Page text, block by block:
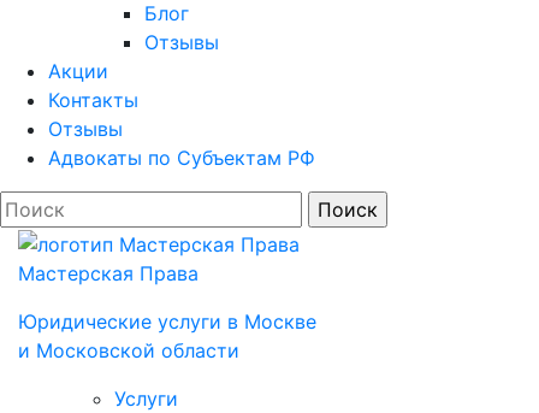
Блог
Отзывы
Акции
Контакты
Отзывы
Адвокаты по Субъектам РФ
Мастерская Права
Юридические услуги в Моcкве
и Московской области
Услуги